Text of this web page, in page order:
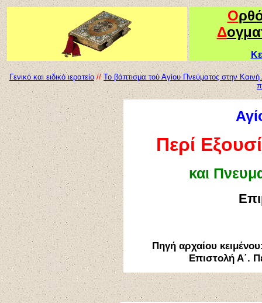
Ο
Δ
Γενικό και ειδικό ιερατείο // Το βάπτισμα τού Αγίου Πνεύματος στην Καινή
Περί
και
Πηγή αρχαίου
Επιστολή Α΄.